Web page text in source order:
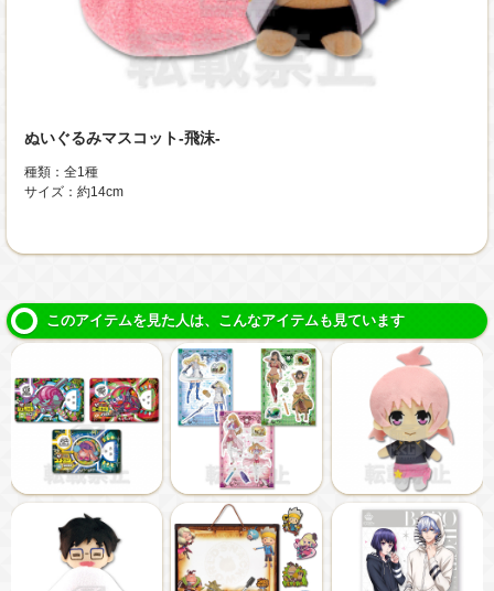
ぬいぐるみマスコット-飛沫-
種類：全1種
サイズ：約14cm
このアイテムを見た人は、こんなアイテムも見ています